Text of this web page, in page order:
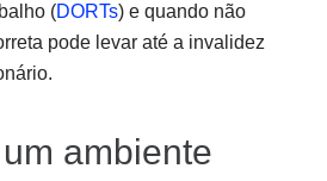
(DORTs) e quando não
pode levar até a invalidez
ambiente